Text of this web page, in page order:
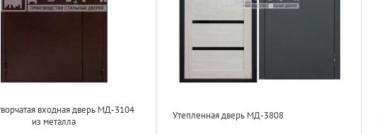
входная дверь МД-3104
из металла
Утепленная дверь МД-3808